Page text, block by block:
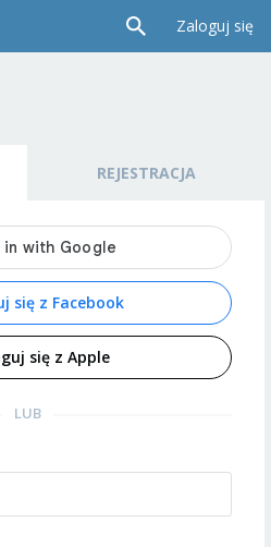
Zaloguj się
REJESTRACJA
się z Facebook
się z Apple
LUB